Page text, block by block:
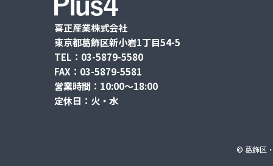
喜正産業株式会社
東京都葛飾区新小岩1丁目54-5
TEL：03-5879-5580
FAX：03-5879-5581
営業時間：10:00〜18:00
定休日：火・水
© 葛飾区